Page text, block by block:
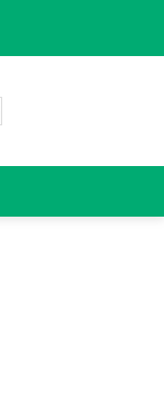
in more than